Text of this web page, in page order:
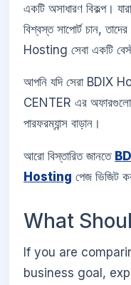
একটি অসাধারণ বিকল্প।
বিশ্বস্ত সাপোর্ট চান,
Hosting সেবা একটি
আপনি যদি সেরা BDIX
CENTER এর অফারগুলো
পারফরম্যান্স বাড়ান।
আরো বিস্তারিত জানতে
Hosting পেজ ভিজিট
What
If you are
business goal,